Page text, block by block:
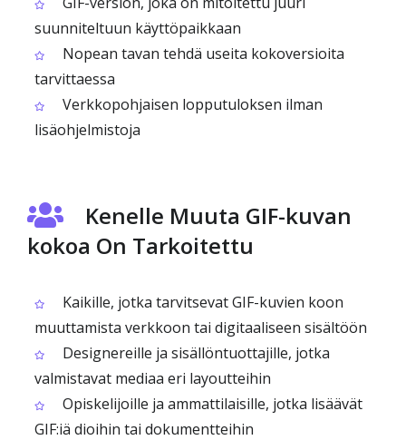
suunniteltuun käyttöpaikkaan
Nopean tavan tehdä useita kokoversioita
tarvittaessa
Verkkopohjaisen lopputuloksen ilman
lisäohjelmistoja
Kenelle Muuta GIF-kuvan
kokoa On Tarkoitettu
Kaikille, jotka tarvitsevat GIF-kuvien koon
muuttamista verkkoon tai digitaaliseen sisältöön
Designereille ja sisällöntuottajille, jotka
valmistavat mediaa eri layoutteihin
Opiskelijoille ja ammattilaisille, jotka lisäävät
GIF:iä dioihin tai dokumentteihin